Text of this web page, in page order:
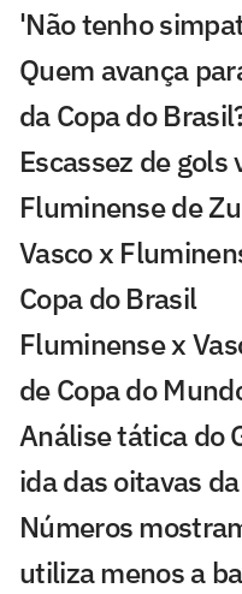
'Não tenho
Quem avança
da Copa do
Escassez de
Fluminense de
Vasco x
Copa do Brasil
Fluminense x
de Copa do
Análise tática do
ida das oitavas
Números
utiliza menos a